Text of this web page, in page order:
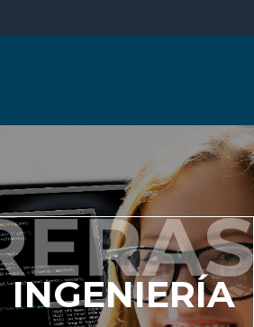
INGENIERÍA